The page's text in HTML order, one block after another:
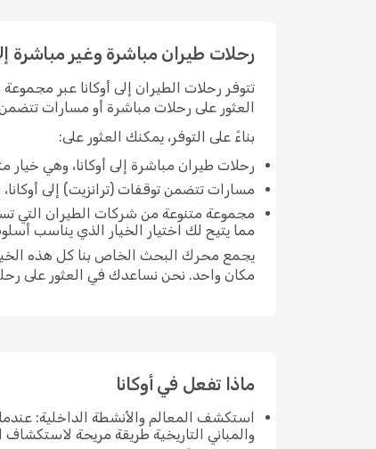
رحلات طيران مباشرة وغير مباشرة
تتوفر رحلات الطيران إلى أوكانا عبر
العثور على رحلات مباشرة أو مسارات
بناءً على التوفر، يمكنك العثور على:
رحلات طيران مباشرة إلى أوكانا، وهي
مسارات تتضمن توقفات (ترانزيت) إلى أوكانا،
مجموعة متنوعة من شركات الطيران التي
مما يتيح لك اختيار الخيار الذي يناسب
يجمع محرك البحث الخاص بنا كل هذه
مكان واحد. نحن نساعدك في العثور على
ماذا تفعل في أوكانا
استكشف المعالم والأنشطة الداخلية:
والمباني التاريخية طريقة مريحة لاستكشاف